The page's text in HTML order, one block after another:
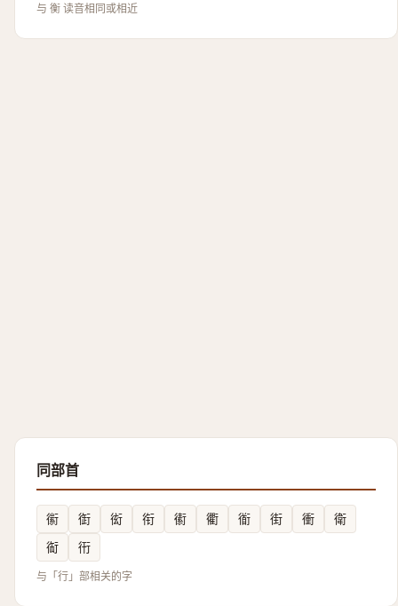
与 衡 读音相同或相近
同部首
䘗 衘 衒 衔 䘘 衢 衜 街 衝
衛
䘖
衎
与「行」部相关的字